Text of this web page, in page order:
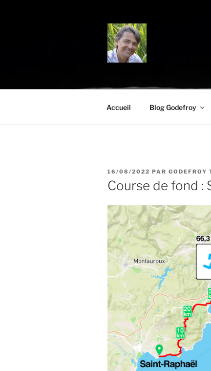
Accueil Blog Godefroy
PUBLIÉ
LE
16/08/2022 PAR GODEFROY
Course de fond :